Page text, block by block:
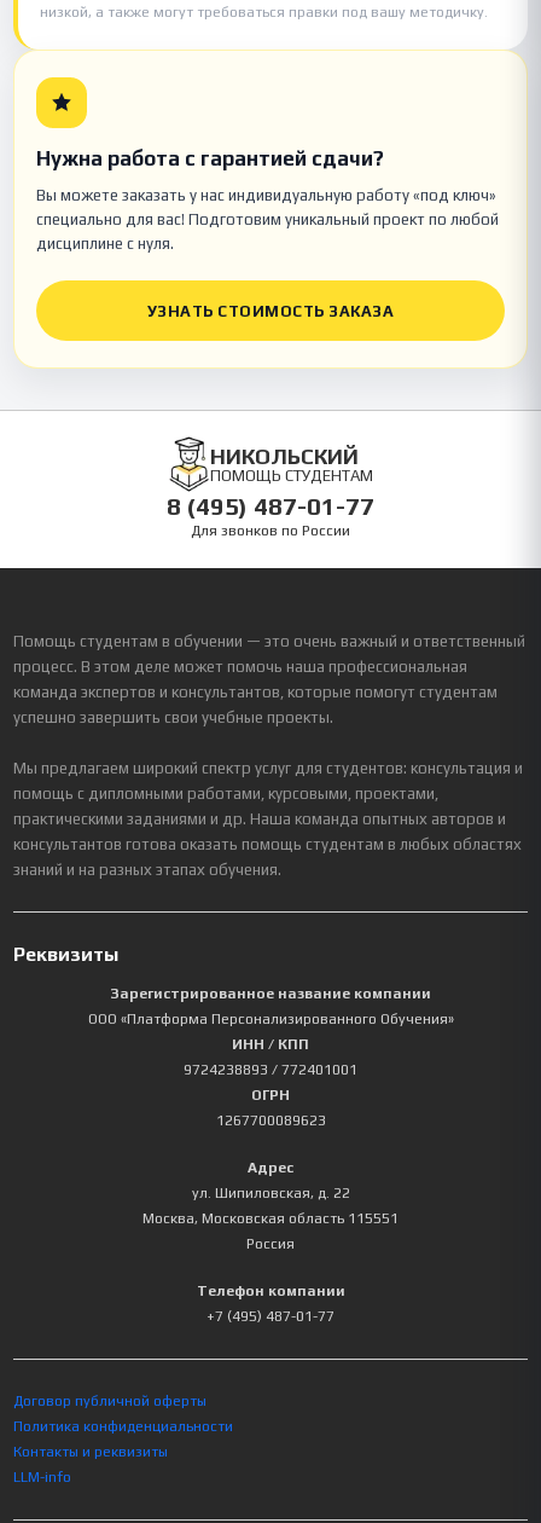
низкой, а также могут требоваться правки под вашу методичку.
Нужна работа с гарантией сдачи?
Вы можете заказать у нас индивидуальную работу «под ключ»
специально для вас! Подготовим уникальный проект по любой
дисциплине с нуля.
УЗНАТЬ СТОИМОСТЬ ЗАКАЗА
НИКОЛЬСКИЙ
ПОМОЩЬ СТУДЕНТАМ
8 (495) 487-01-77
Для звонков по России
Помощь студентам в обучении — это очень важный и ответственный
процесс. В этом деле может помочь наша профессиональная
команда экспертов и консультантов, которые помогут студентам
успешно завершить свои учебные проекты.
Мы предлагаем широкий спектр услуг для студентов: консультация и
помощь с дипломными работами, курсовыми, проектами,
практическими заданиями и др. Наша команда опытных авторов и
консультантов готова оказать помощь студентам в любых областях
знаний и на разных этапах обучения.
Реквизиты
Зарегистрированное название компании
ООО «Платформа Персонализированного Обучения»
ИНН / КПП
9724238893 / 772401001
ОГРН
1267700089623
Адрес
ул. Шипиловская, д. 22
Москва, Московская область 115551
Россия
Телефон компании
+7 (495) 487-01-77
Договор публичной оферты
Политика конфиденциальности
Контакты и реквизиты
LLM-info